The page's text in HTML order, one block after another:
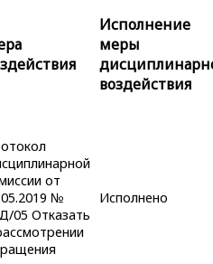
Исполнение
меры
воздействия
от
№
05 Отказать
Исполнено